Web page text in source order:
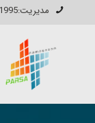
مدیریت:09124351995